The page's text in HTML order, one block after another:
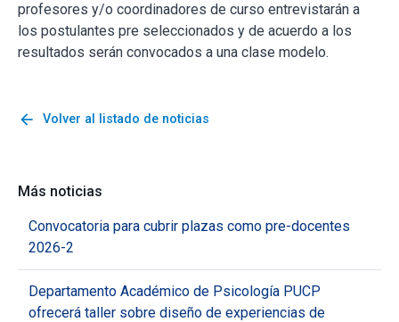
profesores y/o coordinadores de curso entrevistarán a
los postulantes pre seleccionados y de acuerdo a los
resultados serán convocados a una clase modelo.
arrow_back Volver al listado de noticias
Más noticias
Convocatoria para cubrir plazas como pre-docentes
2026-2
Departamento Académico de Psicología PUCP
ofrecerá taller sobre diseño de experiencias de